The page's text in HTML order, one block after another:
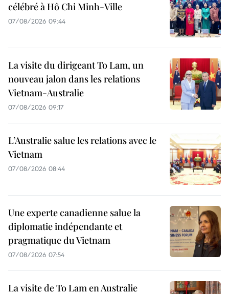
célébré à Hô Chi Minh-Ville
07/08/2026 09:44
La visite du dirigeant To Lam, un
nouveau jalon dans les relations
Vietnam-Australie
07/08/2026 09:17
L’Australie salue les relations avec le
Vietnam
07/08/2026 08:44
Une experte canadienne salue la
diplomatie indépendante et
pragmatique du Vietnam
07/08/2026 07:54
La visite de To Lam en Australie